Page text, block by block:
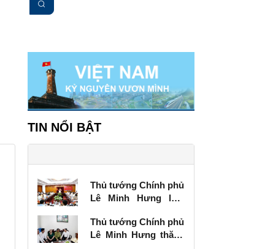
TIN NỔI BẬT
Thủ tướng Chính phủ
Lê Minh Hưng làm
vụ Tỉnh ủy Lạng Sơn
Thủ tướng Chính phủ
Lê Minh Hưng thăm,